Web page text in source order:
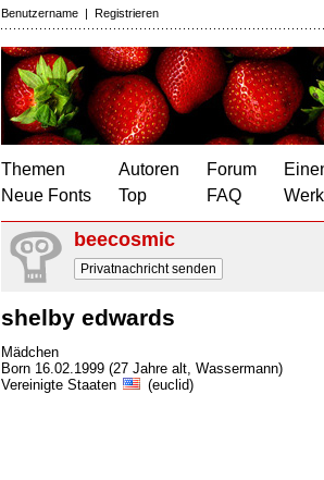
Benutzername | Registrieren
Themen
Neue Fonts
Autoren
Top
Forum
FAQ
beecosmic
Privatnachricht senden
shelby edwards
Mädchen
Born 16.02.1999 (27 Jahre alt, Wassermann)
Vereinigte Staaten
(euclid)